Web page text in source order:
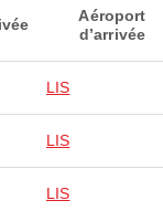
Aéroport
d’arrivée
LIS
LIS
LIS